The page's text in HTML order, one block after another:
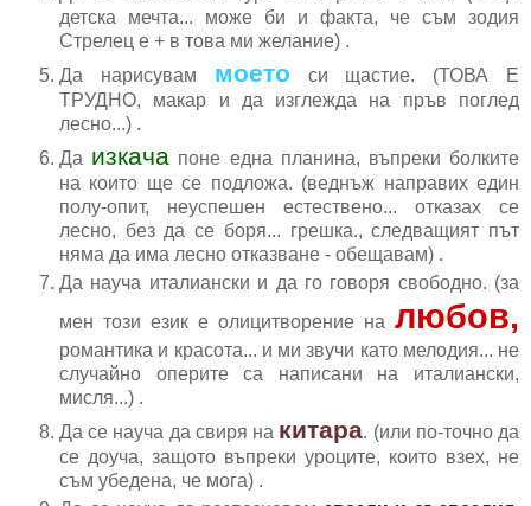
детска мечта... може би и факта, че съм зодия
Стрелец е + в това ми желание) .
Да нарисувам моето
си щастие. (ТОВА Е
ТРУДНО, макар и да изглежда на пръв поглед
лесно...) .
Да изкача поне една планина, въпреки болките
на които ще се подложа. (веднъж направих един
полу-опит, неуспешен естествено... отказах се
лесно, без да се боря... грешка., следващият път
няма да има лесно отказване - обещавам) .
Да науча италиански и да го говоря свободно. (за
мен този език е олицитворение на любов,
романтика и красота... и ми звучи като мелодия... не
случайно оперите са написани на италиански,
мисля...) .
Да се науча да свиря на китара. (или по-точно да
се доуча, защото въпреки уроците, които взех, не
съм убедена, че мога) .